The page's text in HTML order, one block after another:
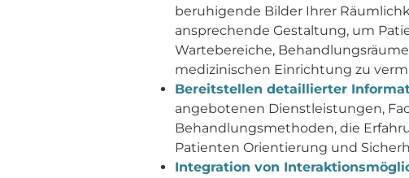
beruhigende Bilder Ihrer
ansprechende Gestaltung, um
Wartebereiche,
medizinischen Einrichtung zu
Bereitstellen detaillierter
angebotenen Dienstleistungen,
Behandlungsmethoden, die
Patienten Orientierung und
Integration von